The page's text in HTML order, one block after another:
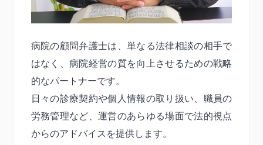
病院の顧問弁護士は、単なる法律相談の相手で
はなく、病院経営の質を向上させるための戦略
的なパートナーです。
日々の診療契約や個人情報の取り扱い、職員の
労務管理など、運営のあらゆる場面で法的視点
からのアドバイスを提供します。